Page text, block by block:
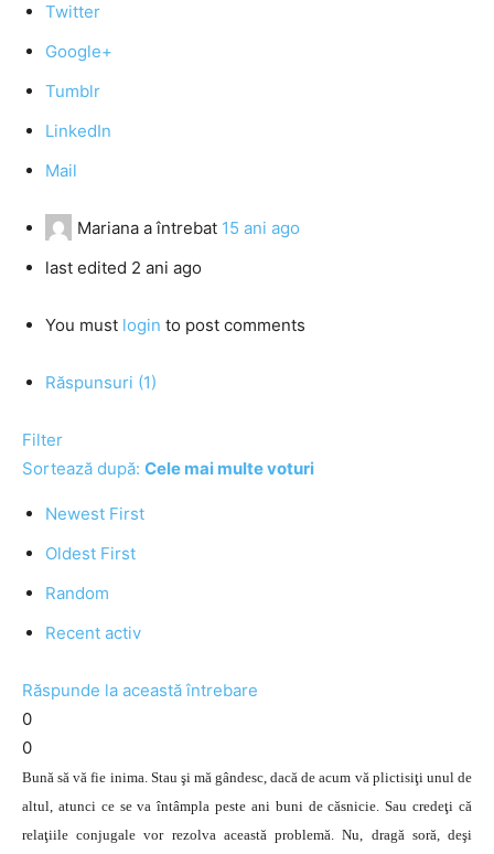
Twitter
Google+
Tumblr
LinkedIn
Mail
Mariana a întrebat 15 ani ago
last edited 2 ani ago
You must login to post comments
Răspunsuri (1)
Filter
Sortează după: Cele mai multe voturi
Newest First
Oldest First
Random
Recent activ
Răspunde la această întrebare
0
0
Bună să vă fie inima. Stau şi mă gândesc, dacă de acum vă plictisiţi unul de
altul, atunci ce se va întâmpla peste ani buni de căsnicie. Sau credeţi că
relaţiile conjugale vor rezolva această problemă. Nu, dragă soră, deşi